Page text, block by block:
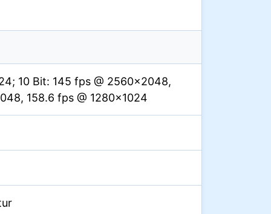
10 Bit: 145 fps @ 2560×2048,
158.6 fps @ 1280×1024